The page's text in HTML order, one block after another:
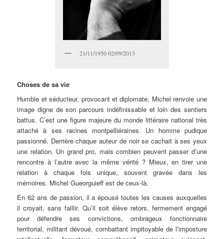
21/11/1950 02/09/2013
Choses de sa vie
Humble et séducteur, provocant et diplomate, Michel renvoie une
image digne de son parcours indéfinissable et loin des sentiers
battus. C’est une figure majeure du monde littéraire national très
attaché à ses racines montpelliéraines. Un homme pudique
passionné. Derrière chaque auteur de noir se cachait à ses yeux
une relation. Un grand pro, mais combien peuvent passer d’une
rencontre à l’autre avec la même vérité ? Mieux, en tirer une
relation à chaque fois unique, souvent gravée dans les
mémoires. Michel Gueorguieff est de ceux-là.
En 62 ans de passion, il a épousé toutes les causes auxquelles
il croyait, sans faillir. Qu’il soit élève retors, fermement engagé
pour défendre ses convictions, ombrageux fonctionnaire
territorial, militant dévoué, combattant impitoyable de l’imposture